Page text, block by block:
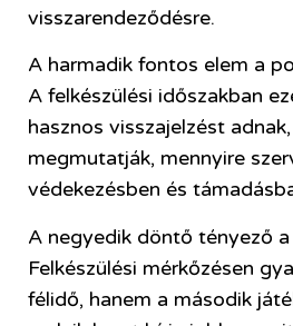
visszarendeződésre.
A harmadik fontos elem a
A felkészülési időszakban
hasznos visszajelzést
megmutatják, mennyire
védekezésben és
A negyedik döntő tényező
Felkészülési mérkőzésen
félidő, hanem a második